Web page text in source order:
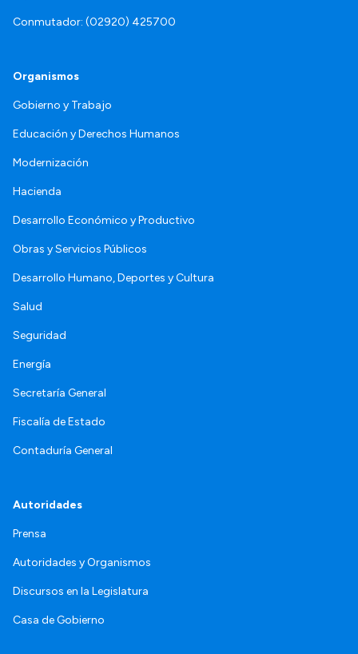
Conmutador: (02920) 425700
Organismos
Gobierno y Trabajo
Educación y Derechos Humanos
Modernización
Hacienda
Desarrollo Económico y Productivo
Obras y Servicios Públicos
Desarrollo Humano, Deportes y Cultura
Salud
Seguridad
Energía
Secretaría General
Fiscalía de Estado
Contaduría General
Autoridades
Prensa
Autoridades y Organismos
Discursos en la Legislatura
Casa de Gobierno